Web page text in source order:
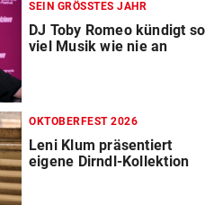
SEIN GRÖSSTES JAHR
DJ Toby Romeo kündigt so
viel Musik wie nie an
OKTOBERFEST 2026
Leni Klum präsentiert
eigene Dirndl-Kollektion